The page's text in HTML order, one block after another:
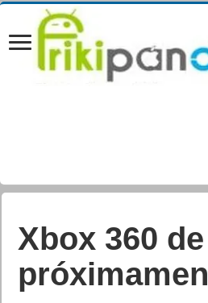
Xbox 360